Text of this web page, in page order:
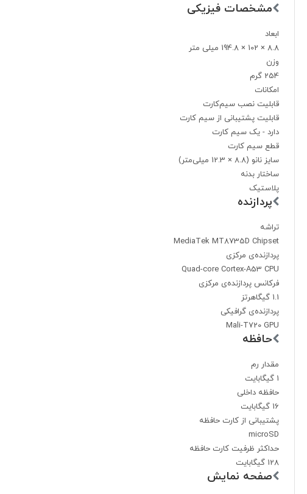
مشخصات فیزیکی
ابعاد
8.8 × 102 × 194.8 میلی متر
وزن
254 گرم
امکانات
قابلیت نصب سیم‌کارت
قابلیت پشتیبانی از سیم کارت
دارد - یک سیم کارت
قطع سیم کارت
سایز نانو (8.8 × 12.3 میلی‌متر)
ساختار بدنه
پلاستیک
پردازنده
تراشه
MediaTek MT8735D Chipset
پردازنده‌ی مرکزی
Quad-core Cortex-A53 CPU
فرکانس پردازنده‌ی مرکزی
1.1 گیگاهرتز
پردازنده‌ی گرافیکی
Mali-T720 GPU
حافظه
مقدار رم
1 گیگابایت
حافظه داخلی
16 گیگابایت
پشتیبانی از کارت حافظه
microSD
حداکثر ظرفیت کارت حافظه
128 گیگابایت
صفحه نمایش